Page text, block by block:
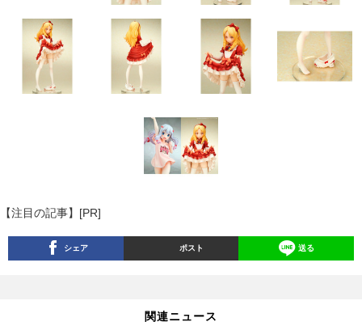
【注目の記事】[PR]
シェア ポスト 送る
関連ニュース